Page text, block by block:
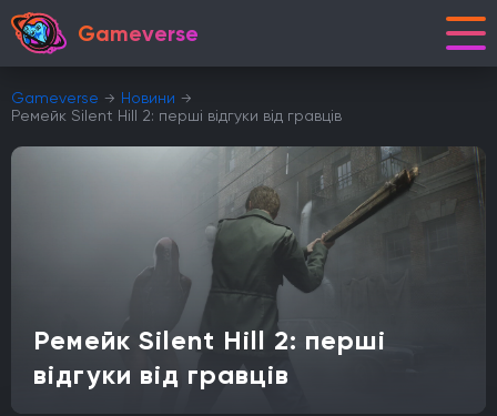
Gameverse
Gameverse
Новини
Ремейк Silent Hill 2: перші відгуки від гравців
Ремейк Silent Hill 2: перші
відгуки від гравців